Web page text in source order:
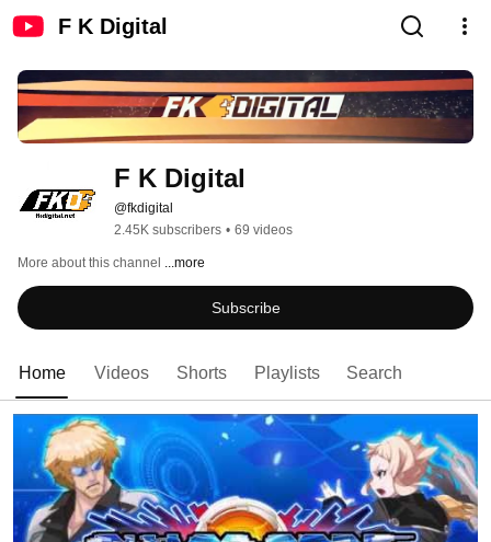
F K Digital
F K Digital
@fkdigital
2.45K subscribers • 69 videos
More about this channel ...more
Subscribe
Home Videos Shorts Playlists Search